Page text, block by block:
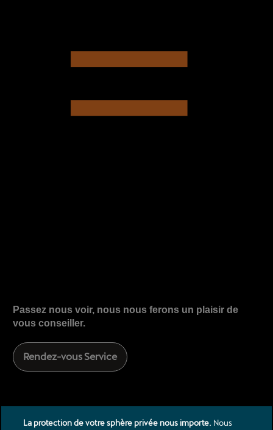
Passez nous voir, nous nous ferons un plaisir de
vous conseiller.
Rendez-vous Service
La protection de votre sphère privée nous importe. Nous